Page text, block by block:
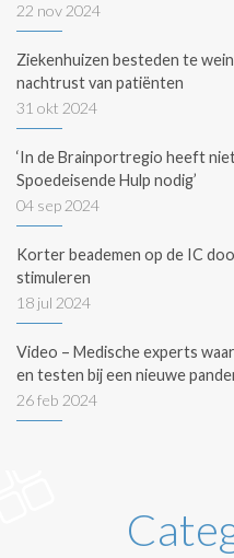
22 nov 2024
Ziekenhuizen besteden te
nachtrust van patiënten
31 okt 2024
‘In de Brainportregio heeft
Spoedeisende Hulp nodig’
04 sep 2024
Korter beademen op de IC
stimuleren
18 jul 2024
Video – Medische experts
en testen bij een nieuwe
26 feb 2024